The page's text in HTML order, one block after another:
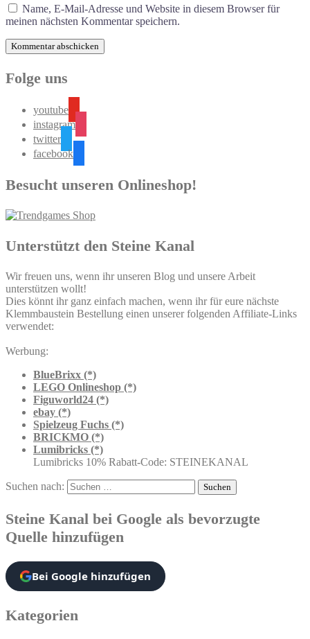
Name, E-Mail-Adresse und Website in diesem Browser für
meinen nächsten Kommentar speichern.
Folge uns
youtube
instagram
twitter
facebook
Besucht unseren Onlineshop!
Unterstützt den Steine Kanal
Wir freuen uns, wenn ihr unseren Blog und unsere Arbeit
unterstützen wollt!
Dies könnt ihr ganz einfach machen, wenn ihr für eure nächste
Klemmbaustein Bestellung einen unserer folgenden Affiliate-Links
verwendet:
Werbung:
BlueBrixx (*)
LEGO Onlineshop (*)
Figuworld24 (*)
ebay (*)
Spielzeug Fuchs (*)
BRICKMO (*)
Lumibricks (*)
Lumibricks 10% Rabatt-Code: STEINEKANAL
Suchen nach:
Steine Kanal bei Google als bevorzugte
Quelle hinzufügen
Bei Google hinzufügen
Kategorien